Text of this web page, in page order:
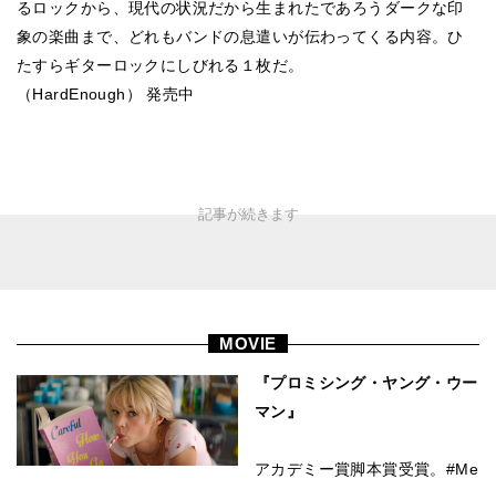
るロックから、現代の状況だから生まれたであろうダークな印
象の楽曲まで、どれもバンドの息遣いが伝わってくる内容。ひ
たすらギターロックにしびれる１枚だ。
（HardEnough） 発売中
MOVIE
『プロミシング・ヤング・ウー
マン』
アカデミー賞脚本賞受賞。#Me